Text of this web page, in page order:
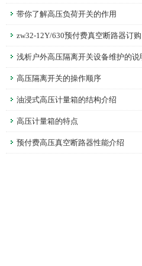
带你了解高压负荷开关的作用
zw32-12Y/630预付费真空断路器订购
须知浅析户外高压隔离开关设备维护的说
高压隔离开关的操作顺序
油浸式高压计量箱的结构介绍
高压计量箱的特点
预付费高压真空断路器性能介绍